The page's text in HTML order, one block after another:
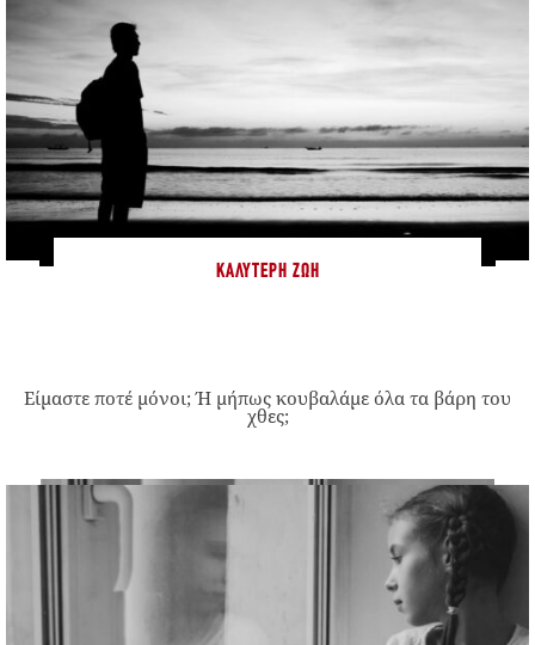
ΚΑΛΎΤΕΡΗ ΖΩΉ
Είμαστε ποτέ μόνοι; Ή μήπως κουβαλάμε όλα τα βάρη του
χθες;